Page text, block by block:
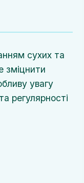
сухих та
зміцнити
увагу
регулярності